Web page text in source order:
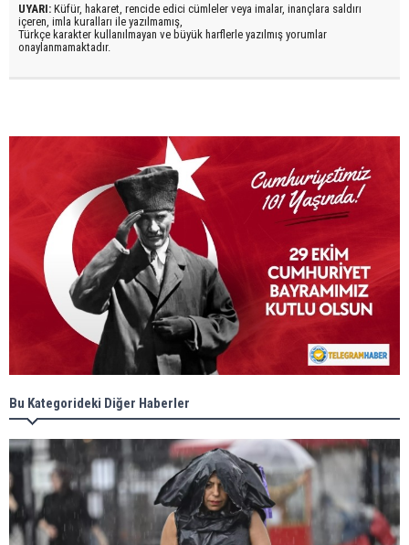
UYARI: Küfür, hakaret, rencide edici cümleler veya imalar, inançlara saldırı
içeren, imla kuralları ile yazılmamış,
Türkçe karakter kullanılmayan ve büyük harflerle yazılmış yorumlar
onaylanmamaktadır.
Bu Kategorideki Diğer Haberler